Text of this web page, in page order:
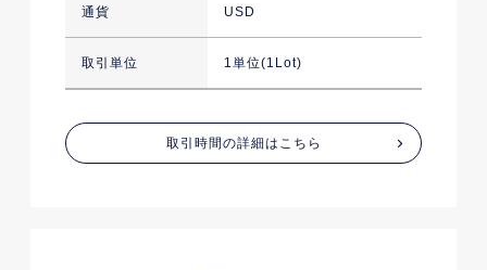
通貨 USD
取引単位 1単位(1Lot)
取引時間の詳細はこちら